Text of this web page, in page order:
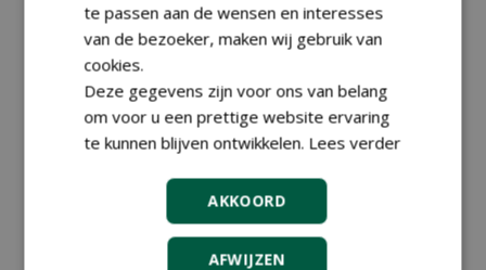
Teamleider Kwekerij &
Ontwikkeling bij Diamant
groep Groen Xtra
te passen aan de wensen en interesses
van de bezoeker, maken wij gebruik van
cookies.
Deze gegevens zijn voor ons van belang
om voor u een prettige website ervaring
te kunnen blijven ontwikkelen. Lees verder
AKKOORD
AFWIJZEN